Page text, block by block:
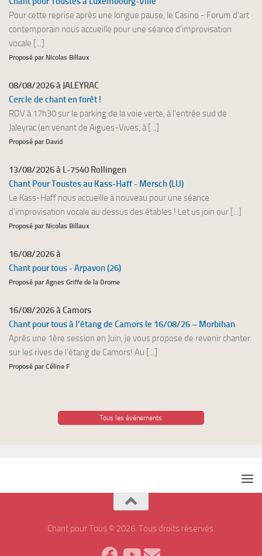
Pour cette reprise après une longue pause, le Casino - Forum d'art
contemporain nous accueille pour une séance d'improvisation
vocale [...]
Proposé par Nicolas Billaux
08/08/2026 à JALEYRAC
Cercle de chant en forêt !
RDV à 17h30 sur le parking de la voie verte, à l'entrée sud de
Jaleyrac (en venant de Aigues-Vives, à [...]
Proposé par David
13/08/2026 à L-7540 Rollingen
Chant Pour Toustes au Kass-Haff - Mersch (LU)
Le Kass-Haff nous accueille à nouveau pour une séance
d'improvisation vocale au dessus des étables ! Let us join our [...]
Proposé par Nicolas Billaux
16/08/2026 à
Chant pour tous - Arpavon (26)
Proposé par Agnes Griffe de la Drome
16/08/2026 à Camors
Chant pour tous à l’étang de Camors le 16/08/26 – Morbihan
Après une 1ère session en Juin, je vous propose de revenir chanter
sur les rives de l’étang de Camors! Au [...]
Proposé par Céline F
Tous les événements
Chant pour Tous © 2026. Tous droits réservés.